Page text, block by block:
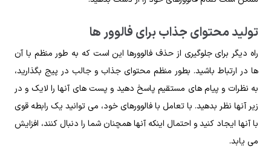
تولید محتوای جذاب برای فالوور ها
راه دیگر برای جلوگیری از حذف فالوورها این است که به طور منظم با آن
ها در ارتباط باشید. بطور منظم محتوای جذاب و جالب در پیج بگذارید،
به نظرات و پیام‌ های مستقیم پاسخ دهید و پست‌ های آنها را لایک و در
زیر آنها نظر بدهید. با تعامل با فالوورهای خود، می توانید یک رابطه قوی
با آنها ایجاد کنید و احتمال اینکه آنها همچنان شما را دنبال کنند، افزایش
می یابد‌.